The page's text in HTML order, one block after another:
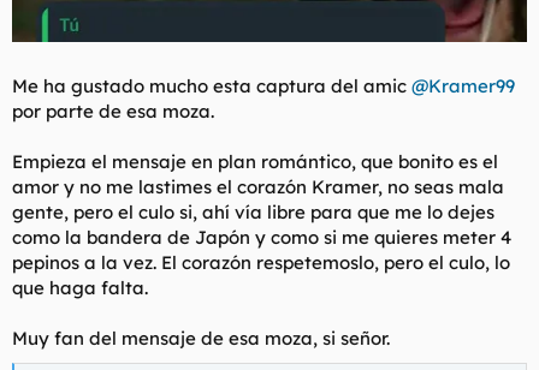
Me ha gustado mucho esta captura del amic @Kramer99
por parte de esa moza.
Empieza el mensaje en plan romántico, que bonito es el
amor y no me lastimes el corazón Kramer, no seas mala
gente, pero el culo si, ahí vía libre para que me lo dejes
como la bandera de Japón y como si me quieres meter 4
pepinos a la vez. El corazón respetemoslo, pero el culo, lo
que haga falta.
Muy fan del mensaje de esa moza, si señor.